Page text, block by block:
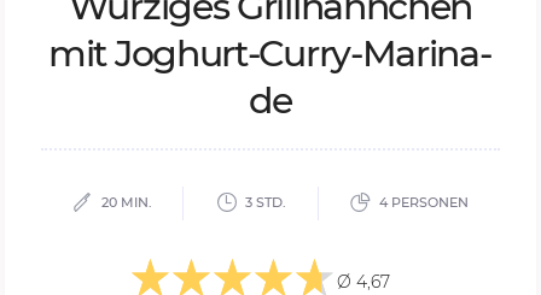
mit Jo­ghurt-Cur­ry-Ma­ri­na­
de
20 MIN. 3 STD. 4 PERSONEN
Ø 4,67